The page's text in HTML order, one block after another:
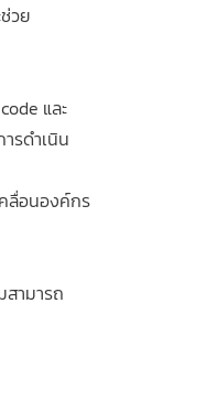
วย
และ
รดำเนิน
ลื่อนองค์กร
สามารถ